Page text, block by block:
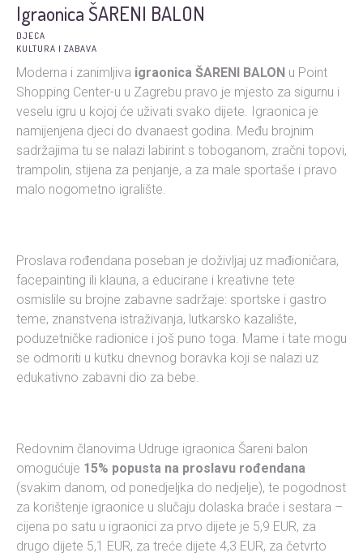
Igraonica ŠARENI BALON
DJECA
KULTURA I ZABAVA
Moderna i zanimljiva igraonica ŠARENI BALONu Point
Shopping Center-u u Zagrebu pravo je mjesto za sigurnu i
veselu igru u kojoj će uživati svako dijete. Igraonica je
namijenjena djeci do dvanaest godina. Među brojnim
sadržajima tu se nalazi labirint s toboganom, zračni topovi,
trampolin, stijena za penjanje, a za male sportaše i pravo
malo nogometno igralište.
Proslava rođendana poseban je doživljaj uz mađioničara,
facepainting ili klauna, a educirane i kreativne tete
osmislile su brojne zabavne sadržaje: sportske i gastro
teme, znanstvena istraživanja, lutkarsko kazalište,
poduzetničke radionice i još puno toga. Mame i tate mogu
se odmoriti u kutku dnevnog boravka koji se nalazi uz
edukativno zabavni dio za bebe.
Redovnim članovima Udruge igraonica Šareni balon
omogućuje 15% popusta na proslavu rođendana
(svakim danom, od ponedjeljka do nedjelje), te pogodnost
za korištenje igraonice u slučaju dolaska braće i sestara –
cijena po satu u igraonici za prvo dijete je 5,9 EUR, za
drugo dijete 5,1 EUR, za treće dijete 4,3 EUR, za četvrto